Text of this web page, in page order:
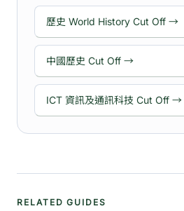
歷史 World History Cut Off →
中國歷史 Cut Off →
ICT 資訊及通訊科技 Cut Off →
RELATED GUIDES